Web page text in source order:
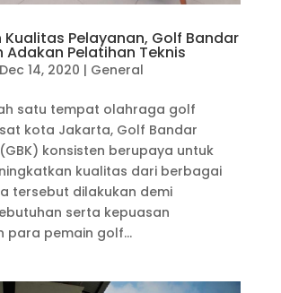
Pelayanan, Golf Bandar
Adakan Pelatihan Teknis
Dec 14, 2020 | General
satu tempat olahraga golf
kota Jakarta, Golf Bandar
konsisten berupaya untuk
kualitas dari berbagai
tersebut dilakukan demi
serta kepuasan
para pemain golf...